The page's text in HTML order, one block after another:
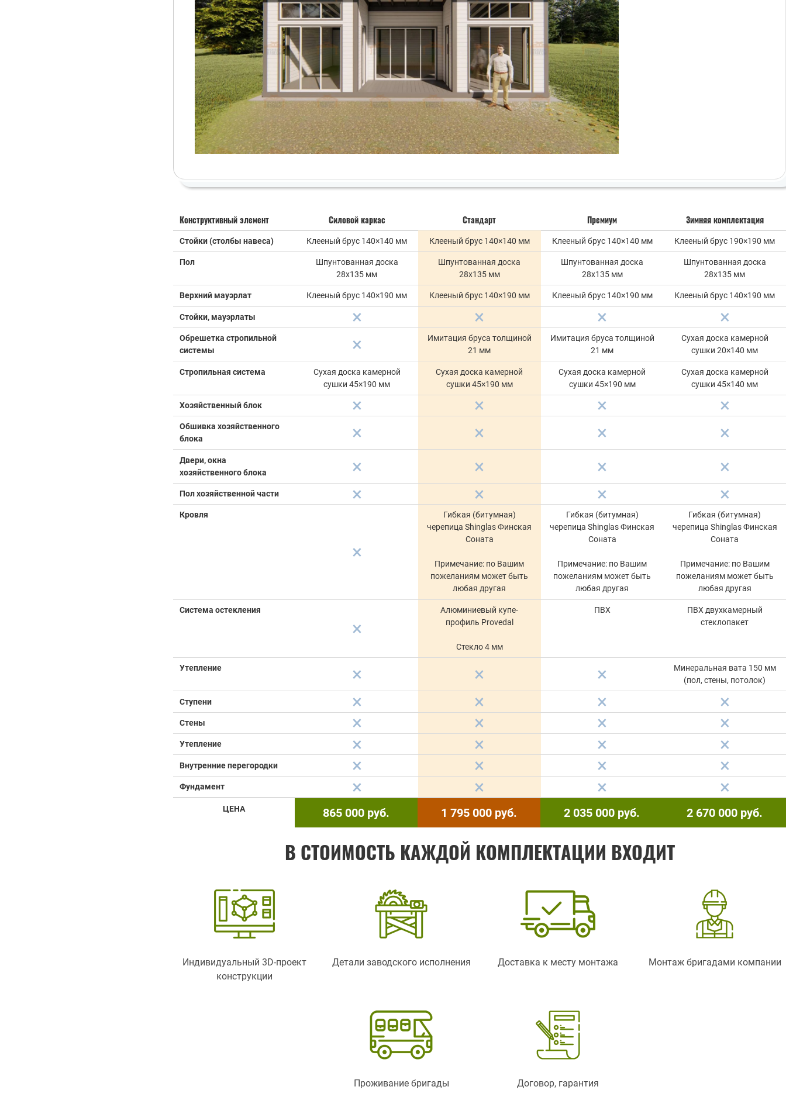
Конструктивный элемент Силовой каркас Стандарт Премиум Зимняя комплектация
Стойки (столбы навеса) Клееный брус 140×140 мм Клееный брус 140×140 мм Клееный брус 140×140 мм Клееный брус 190×190 мм
Пол
Шпунтованная доска
28х135 мм
Шпунтованная доска
28х135 мм
Шпунтованная доска
28х135 мм
Шпунтованная доска
28х135 мм
Верхний мауэрлат Клееный брус 140×190 мм Клееный брус 140×190 мм Клееный брус 140×190 мм Клееный брус 140×190 мм
Стойки, мауэрлаты
Обрешетка стропильной
системы
Имитация бруса толщиной
21 мм
Имитация бруса толщиной
21 мм
Сухая доска камерной
сушки 20×140 мм
Стропильная система
Сухая доска камерной
сушки 45×190 мм
Сухая доска камерной
сушки 45×190 мм
Сухая доска камерной
сушки 45×190 мм
Сухая доска камерной
сушки 45×140 мм
Хозяйственный блок
Обшивка хозяйственного
блока
Двери, окна
хозяйственного блока
Пол хозяйственной части
Кровля
Гибкая (битумная)
черепица Shinglas Финская
Соната
Примечание: по Вашим
пожеланиям может быть
любая другая
Гибкая (битумная)
черепица Shinglas Финская
Соната
Примечание: по Вашим
пожеланиям может быть
любая другая
Гибкая (битумная)
черепица Shinglas Финская
Соната
Примечание: по Вашим
пожеланиям может быть
любая другая
Система остекления
Алюминиевый купе-
профиль Provedal
Стекло 4 мм
ПВХ
ПВХ двухкамерный
стеклопакет
Утепление
Минеральная вата 150 мм
(пол, стены, потолок)
Ступени
Стены
Утепление
Внутренние перегородки
Фундамент
ЦЕНА 865 000 руб. 1 795 000 руб. 2 035 000 руб. 2 670 000 руб.
В СТОИМОСТЬ КАЖДОЙ КОМПЛЕКТАЦИИ ВХОДИТ
Индивидуальный 3D-проект
конструкции
Детали заводского исполнения Доставка к месту монтажа Монтаж бригадами компании
Проживание бригады Договор, гарантия